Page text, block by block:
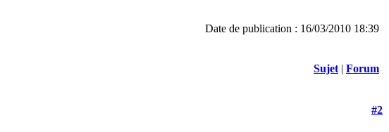
Date de publication : 16/03/2010 18:39
Sujet | Forum
#2